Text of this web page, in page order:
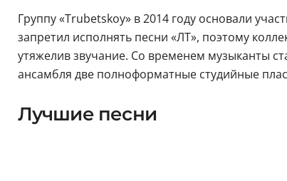
Группу «Trubetskoy» в 2014 году основали
запретил исполнять песни «ЛТ», поэтому
утяжелив звучание. Со временем музыканты
ансамбля две полноформатные студийные
Лучшие песни